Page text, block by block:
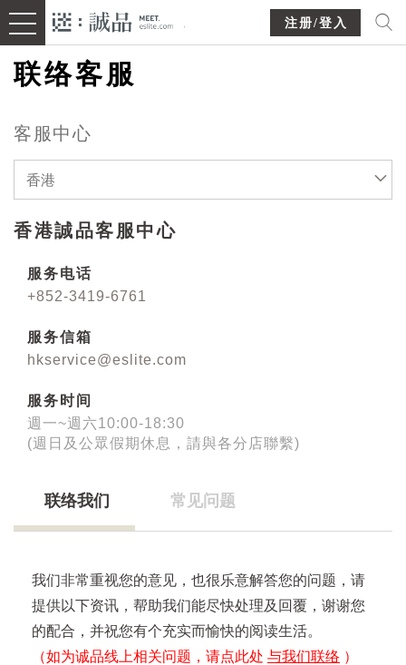
注册/登入
联络客服
客服中心
香港
香港誠品客服中心
服务电话
+852-3419-6761
服务信箱
hkservice@eslite.com
服务时间
週一~週六10:00-18:30
(週日及公眾假期休息，請與各分店聯繫)
联络我们 常见问题
我们非常重视您的意见，也很乐意解答您的问题，请
提供以下资讯，帮助我们能尽快处理及回覆，谢谢您
的配合，并祝您有个充实而愉快的阅读生活。
（如为诚品线上相关问题，请点此处 与我们联络 ）